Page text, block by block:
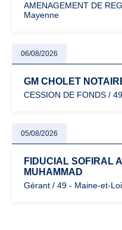
AMENAGEMENT DE
Mayenne
06/08/2026
GM CHOLET
CESSION DE FONDS /
05/08/2026
FIDUCIAL SOFIRAL
MUHAMMAD
Gérant / 49 - Maine-et-